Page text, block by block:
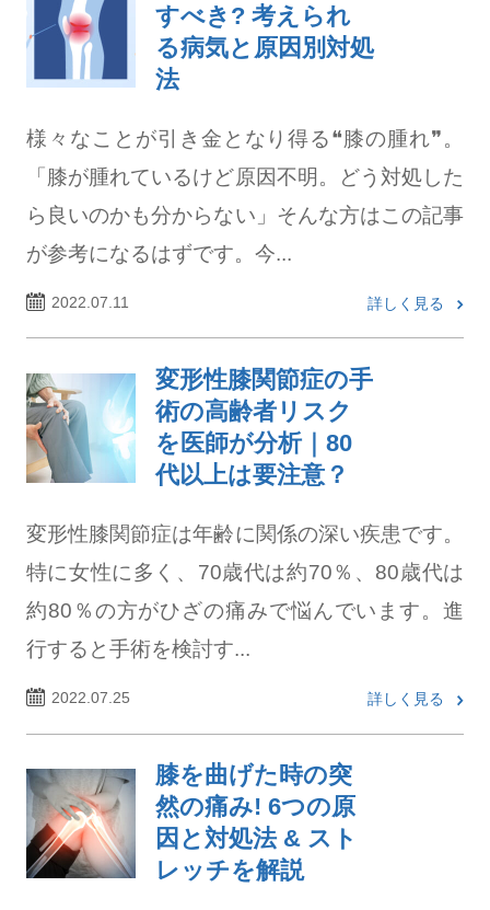
すべき? 考えられ
る病気と原因別対処
法
様々なことが引き金となり得る❝膝の腫れ❞。
「膝が腫れているけど原因不明。どう対処した
ら良いのかも分からない」そんな方はこの記事
が参考になるはずです。今...
2022.07.11 詳しく見る
変形性膝関節症の手
術の高齢者リスク
を医師が分析｜80
代以上は要注意？
変形性膝関節症は年齢に関係の深い疾患です。
特に女性に多く、70歳代は約70％、80歳代は
約80％の方がひざの痛みで悩んでいます。進
行すると手術を検討す...
2022.07.25 詳しく見る
膝を曲げた時の突
然の痛み! 6つの原
因と対処法 & スト
レッチを解説